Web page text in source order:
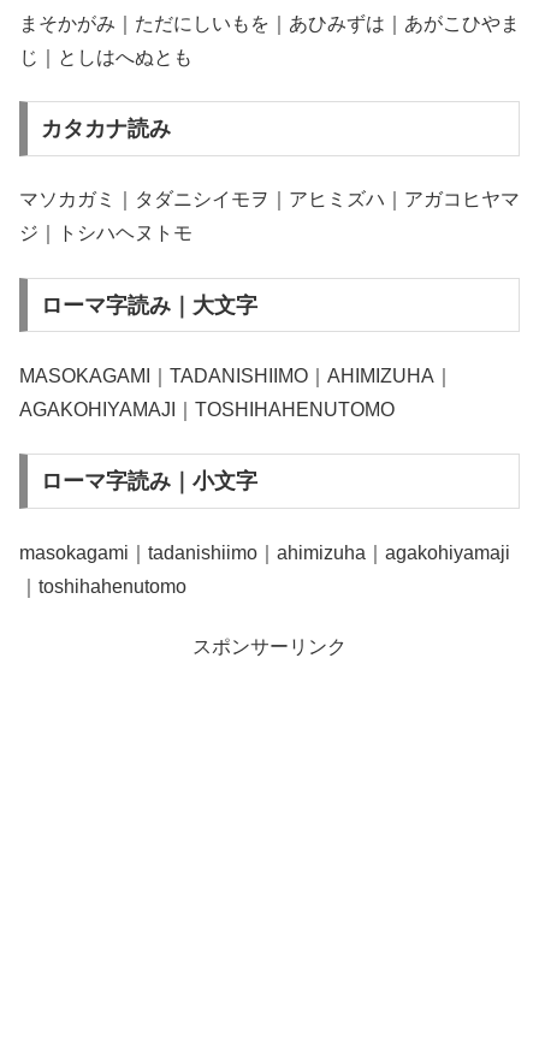
まそかがみ｜ただにしいもを｜あひみずは｜あがこひやま
じ｜としはへぬとも
カタカナ読み
マソカガミ｜タダニシイモヲ｜アヒミズハ｜アガコヒヤマ
ジ｜トシハヘヌトモ
ローマ字読み｜大文字
MASOKAGAMI｜TADANISHIIMO｜AHIMIZUHA｜
AGAKOHIYAMAJI｜TOSHIHAHENUTOMO
ローマ字読み｜小文字
masokagami｜tadanishiimo｜ahimizuha｜agakohiyamaji
｜toshihahenutomo
スポンサーリンク